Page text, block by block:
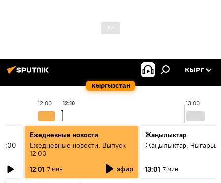
Кыргызстан
КЫРГ
12:00 13:00
12:10
Ежедневные новости
Ежедневные новости. Выпуск
12:00
12:01 7 мин эфир
Жаңылыктар
Жаңылыктар.
13:01 7 мин